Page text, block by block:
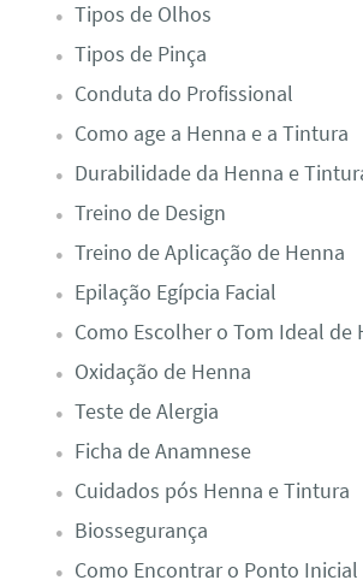
Tipos de Olhos
Tipos de Pinça
Conduta do Profissional
Como age a Henna e a Tintura
Durabilidade da Henna e
Treino de Design
Treino de Aplicação de Henna
Epilação Egípcia Facial
Como Escolher o Tom Ideal de
Oxidação de Henna
Teste de Alergia​
Ficha de Anamnese​
Cuidados pós Henna e Tintura
Biossegurança
Como Encontrar o Ponto Inicial